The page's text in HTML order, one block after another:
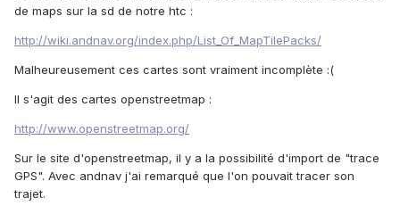
de maps sur la sd de notre htc :
http://wiki.andnav.org/index.php/List_Of_MapTilePacks/
Malheureusement ces cartes sont vraiment incomplète :(
Il s'agit des cartes openstreetmap :
http://www.openstreetmap.org/
Sur le site d'openstreetmap, il y a la possibilité d'import de "trace
GPS". Avec andnav j'ai remarqué que l'on pouvait tracer son
trajet.